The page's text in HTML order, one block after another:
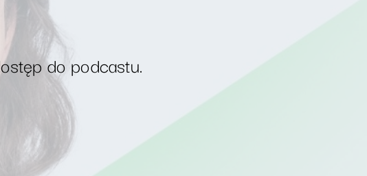
do podcastu.